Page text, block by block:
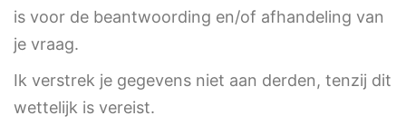
is voor de beantwoording en/of afhandeling van
je vraag.
Ik verstrek je gegevens niet aan derden, tenzij dit
wettelijk is vereist.